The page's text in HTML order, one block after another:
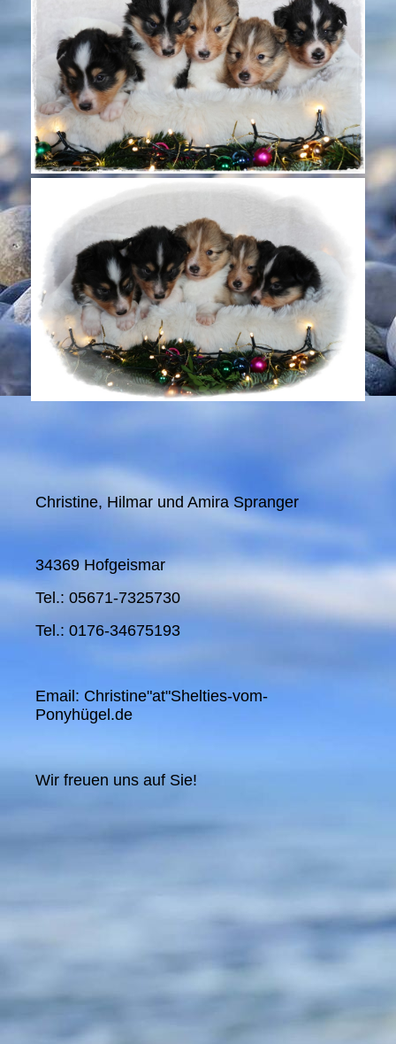
Christine, Hilmar und Amira Spranger
34369 Hofgeismar
Tel.: 05671-7325730
Tel.: 0176-34675193
Email: Christine"at"Shelties-vom-
Ponyhügel.de
Wir freuen uns auf Sie!